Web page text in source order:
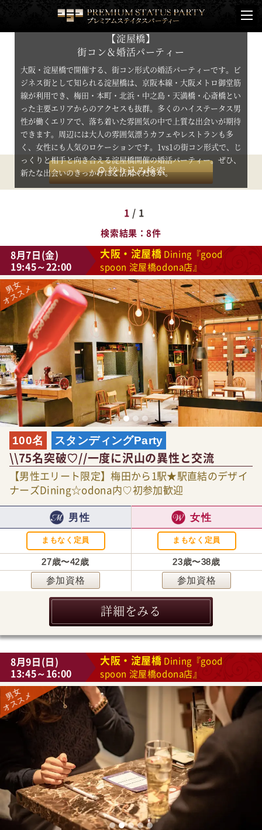
【淀屋橋】
街コン＆婚活パーティー
大阪・淀屋橋で開催する、街コン形式の婚活パーティーです。ビ
ジネス街として知られる淀屋橋は、京阪本線・大阪メトロ御堂筋
線が利用でき、梅田・本町・北浜・中之島・天満橋・心斎橋とい
った主要エリアからのアクセスも抜群。多くのハイステータス男
性が働くエリアで、落ち着いた雰囲気の中で上質な出会いが期待
できます。周辺には大人の雰囲気漂うカフェやレストランも多
く、女性にも人気のロケーションです。1vs1の街コン形式で、じ
っくりと相手と向き合える淀屋橋開催の婚活パーティー。ぜひ、
新たな出会いのきっかけにご活用ください。
絞り込み検索
1 / 1
検索結果 8件
8月7日(金)
19:45～22:00
大阪・淀屋橋 Dining『good
spoon 淀屋橋odona店』
100名 スタンディングParty
\\75名突破♡//一度に沢山の異性と交流
【男性エリート限定】梅田から1駅★駅直結のデザイ
ナーズDining☆odona内♡初参加歓迎
男性
まもなく定員
27歳〜42歳
参加資格
女性
まもなく定員
23歳〜38歳
参加資格
詳細をみる
8月9日(日)
13:45～16:00
大阪・淀屋橋 Dining『good
spoon 淀屋橋odona店』